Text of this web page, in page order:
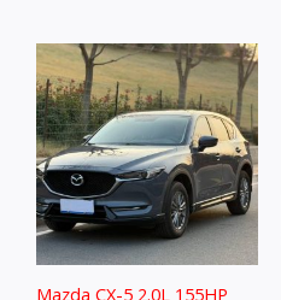
Mazda CX-5 2.0L 155HP